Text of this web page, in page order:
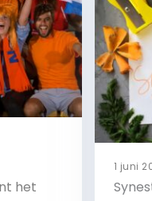
het
1 juni